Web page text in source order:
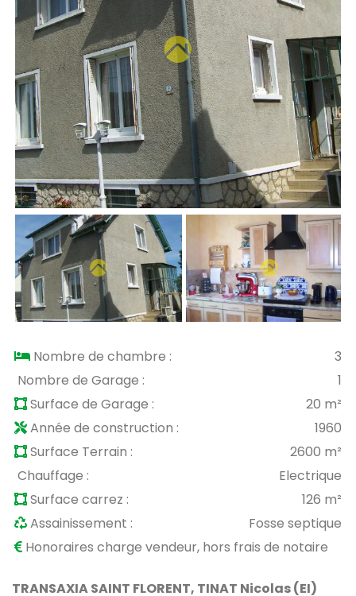
Nombre de chambre :
3
Nombre de Garage :
1
Surface de Garage :
20 m²
Année de construction :
1960
Surface Terrain :
2600 m²
Chauffage :
Electrique
Surface carrez :
126 m²
Assainissement :
Fosse septique
Honoraires charge vendeur, hors frais de notaire
TRANSAXIA SAINT FLORENT, TINAT Nicolas (EI)